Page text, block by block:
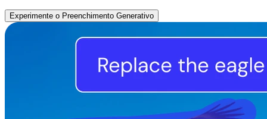
Experimente o Preenchimento Generativo